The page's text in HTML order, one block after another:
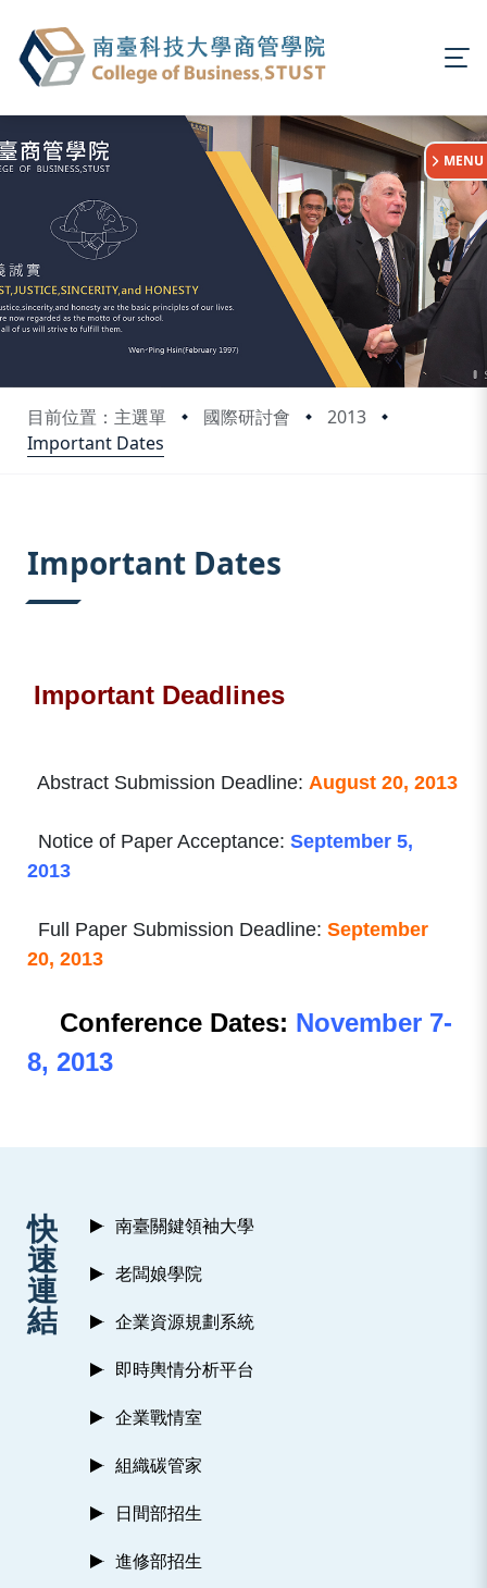
目前位置：主選單 國際研討會
2013
Important Dates
:::
MENU
Important Dates
Important Deadlines
Abstract Submission Deadline: August 20, 2013
Notice of Paper Acceptance: September 5,
2013
Full Paper Submission Deadline: September
20, 2013
Conference Dates: November 7-
8, 2013
快
速
連
結
南臺關鍵領袖大學
老闆娘學院
企業資源規劃系統
即時輿情分析平台
企業戰情室
組織碳管家
日間部招生
進修部招生